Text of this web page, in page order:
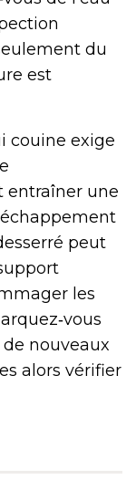
du
est
couine exige
entraîner une
peut
les
de nouveaux
alors vérifier